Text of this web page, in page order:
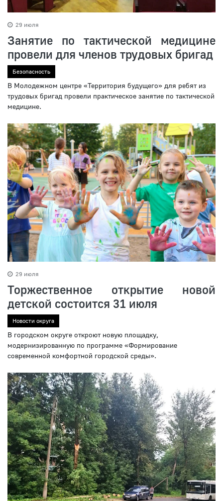
29 июля
Занятие по тактической медицине
провели для членов трудовых бригад
Безопасность
В Молодежном центре «Территория будущего» для ребят из
трудовых бригад провели практическое занятие по тактической
медицине.
29 июля
Торжественное открытие новой
детской состоится 31 июля
Новости округа
В городском округе откроют новую площадку,
модернизированную по программе «Формирование
современной комфортной городской среды».